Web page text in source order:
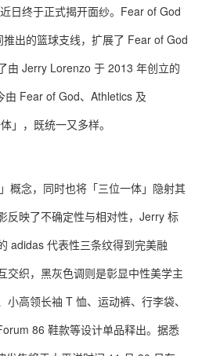
日终于正式揭开面纱。Fear of God
出的篮球支线，扩展了 Fear of God
由 Jerry Lorenzo 于 2013 年创立的
Fear of God、Athletics 及
」，既统一又多样。
概念，同时也将「三位一体」隐射其
反映了不确定性与相对性，Jerry 标
adidas 代表性三条纹得到完美融
交织，黑灰色调则是彰显中性美学主
高领长袖 T 恤、运动裤、行李袋、
86 鞋款等设计单品释出。据悉